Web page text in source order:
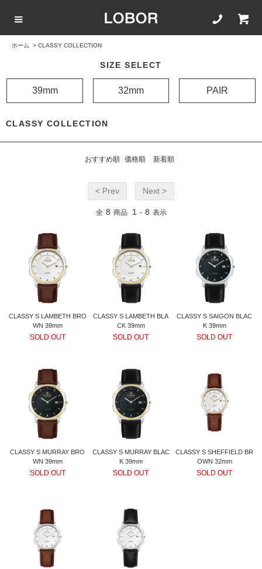
SILVER
GOLD
ホーム > CLASSY COLLECTION
SIZE SELECT
39mm 32mm PAIR
CLASSY COLLECTION
おすすめ順 価格順 新着順
< Prev Next >
全 8 商品 1 - 8 表示
CLASSY S LAMBETH BRO
WN 39mm
SOLD OUT
CLASSY S LAMBETH BLA
CK 39mm
SOLD OUT
CLASSY S SAIGON BLAC
K 39mm
SOLD OUT
CLASSY S MURRAY BRO
WN 39mm
SOLD OUT
CLASSY S MURRAY BLAC
K 39mm
SOLD OUT
CLASSY S SHEFFIELD BR
OWN 32mm
SOLD OUT